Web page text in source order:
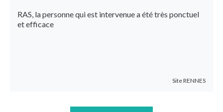
RAS, la personne qui est intervenue a été très ponctuel
et efficace
SiteRENNES